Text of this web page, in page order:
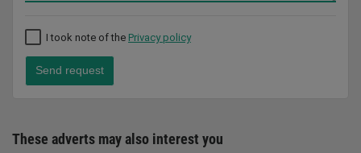
I took note of the Privacy policy
Send request
These adverts may also interest you